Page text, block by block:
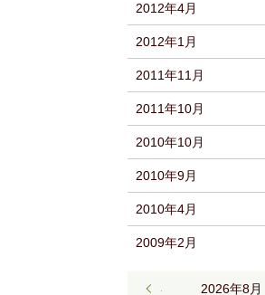
2012年4月
2012年1月
2011年11月
2011年10月
2010年10月
2010年9月
2010年4月
2009年2月
2026年8月